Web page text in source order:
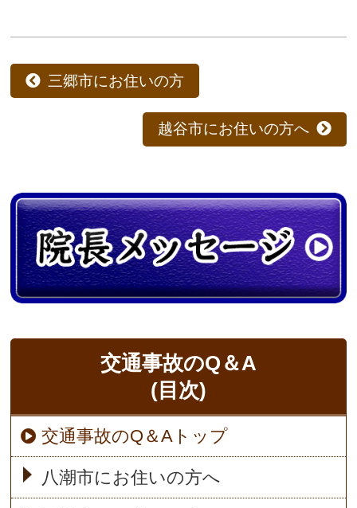
三郷市にお住いの方
越谷市にお住いの方へ
交通事故のQ＆A
(目次)
交通事故のQ＆Aトップ
八潮市にお住いの方へ